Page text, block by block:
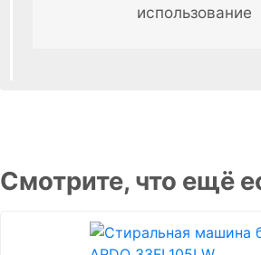
использование
Смотрите, что ещё